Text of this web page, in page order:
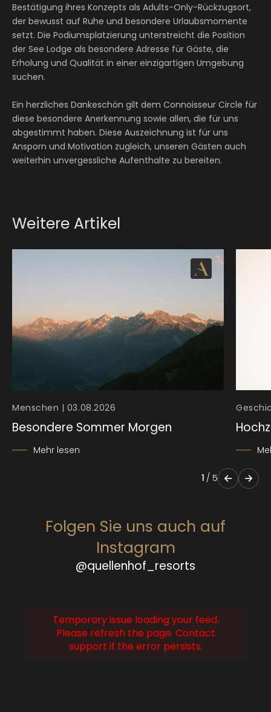
Bestätigung ihres Konzepts als Adults-Only-Rückzugsort,
der bewusst auf Ruhe und besondere Urlaubsmomente
setzt. Die Podiumsplatzierung unterstreicht die Position
der See Lodge als besondere Adresse für Gäste, die
Erholung und Qualität in einer einzigartigen Umgebung
suchen.
Ein herzliches Dankeschön gilt dem Connoisseur Circle für
diese besondere Anerkennung sowie allen, die für uns
abgestimmt haben. Diese Auszeichnung ist für uns
Ansporn und Motivation zugleich, unseren Gästen auch
weiterhin unvergessliche Aufenthalte zu bereiten.
Weitere Artikel
Menschen | 03.08.2026
Besondere Sommer Morgen
Mehr lesen
1 / 5
Folgen Sie uns auch auf
Instagram
@quellenhof_resorts
Temporary issue loading your feed.
Please refresh the page. Contact
support if the error persists.